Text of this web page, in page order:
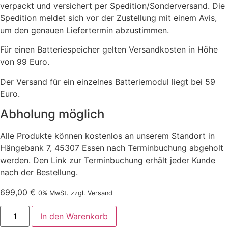
verpackt und versichert per Spedition/Sonderversand. Die
Spedition meldet sich vor der Zustellung mit einem Avis,
um den genauen Liefertermin abzustimmen.
Für einen Batteriespeicher gelten Versandkosten in Höhe
von 99 Euro.
Der Versand für ein einzelnes Batteriemodul liegt bei 59
Euro.
Abholung möglich
Alle Produkte können kostenlos an unserem Standort in
Hängebank 7, 45307 Essen nach Terminbuchung abgeholt
werden. Den Link zur Terminbuchung erhält jeder Kunde
nach der Bestellung.
699,00 € 0% MwSt. zzgl. Versand
In den Warenkorb